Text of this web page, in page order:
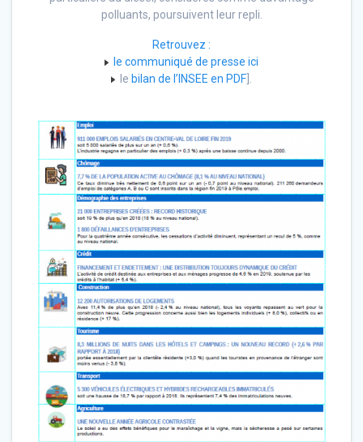
polluants, poursuivent leur repli.
Retrouvez :
le communiqué de presse ici
le bilan de l’INSEE en PDF ].